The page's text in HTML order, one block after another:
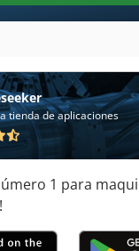
tienda de aplicaciones
1 para